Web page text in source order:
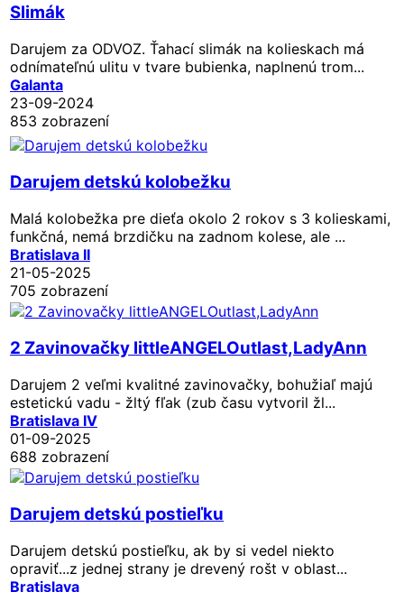
Slimák
Darujem za ODVOZ. Ťahací slimák na kolieskach má
odnímateľnú ulitu v tvare bubienka, naplnenú trom...
Galanta
23-09-2024
853 zobrazení
Darujem detskú kolobežku
Malá kolobežka pre dieťa okolo 2 rokov s 3 kolieskami,
funkčná, nemá brzdičku na zadnom kolese, ale ...
Bratislava II
21-05-2025
705 zobrazení
2 Zavinovačky littleANGELOutlast,LadyAnn
Darujem 2 veľmi kvalitné zavinovačky, bohužiaľ majú
estetickú vadu - žltý fľak (zub času vytvoril žl...
Bratislava IV
01-09-2025
688 zobrazení
Darujem detskú postieľku
Darujem detskú postieľku, ak by si vedel niekto
opraviť...z jednej strany je drevený rošt v oblast...
Bratislava